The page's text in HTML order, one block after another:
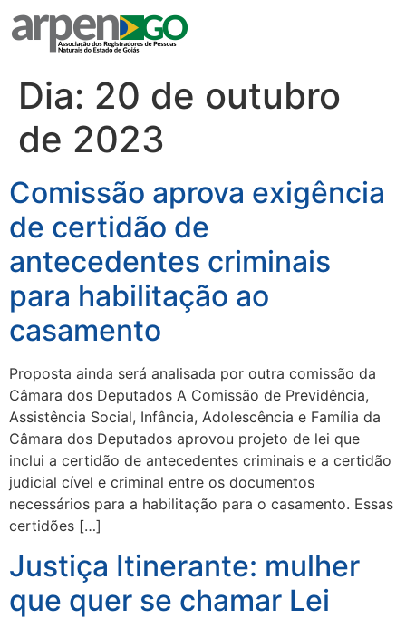
Dia: 20 de outubro
de 2023
Comissão aprova exigência
de certidão de
antecedentes criminais
para habilitação ao
casamento
Proposta ainda será analisada por outra comissão da
Câmara dos Deputados A Comissão de Previdência,
Assistência Social, Infância, Adolescência e Família da
Câmara dos Deputados aprovou projeto de lei que
inclui a certidão de antecedentes criminais e a certidão
judicial cível e criminal entre os documentos
necessários para a habilitação para o casamento. Essas
certidões […]
Justiça Itinerante: mulher
que quer se chamar Lei